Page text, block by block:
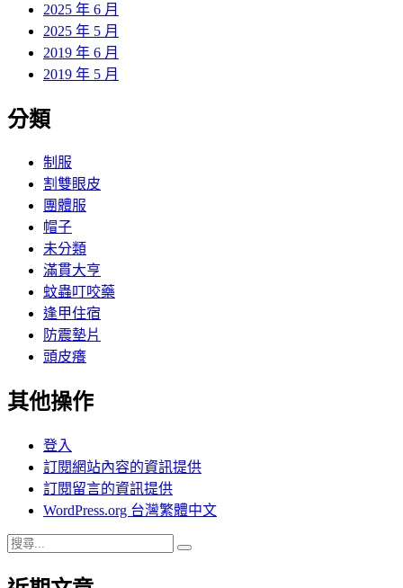
2025 年 6 月
2025 年 5 月
2019 年 6 月
2019 年 5 月
分類
制服
割雙眼皮
團體服
帽子
未分類
滿貫大亨
蚊蟲叮咬藥
逢甲住宿
防震墊片
頭皮癢
其他操作
登入
訂閱網站內容的資訊提供
訂閱留言的資訊提供
WordPress.org 台灣繁體中文
搜